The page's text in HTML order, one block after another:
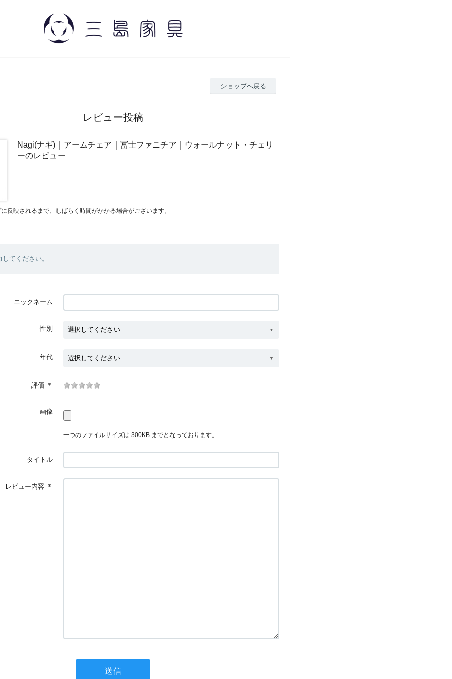
ショップへ戻る
レビュー投稿
Nagi(ナギ)｜アームチェア｜冨士ファニチア｜ウォールナット・チェリ
ーのレビュー
反映されるまで、しばらく時間がかかる場合がございます。
てください。
ニックネーム
性別
年代
評価 ＊
画像
一つのファイルサイズは 300KB までとなっております。
タイトル
レビュー内容 ＊